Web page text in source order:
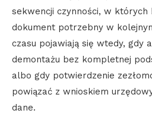
sekwencji czynności, w których
dokument potrzebny w
czasu pojawiają się wtedy, gdy
demontażu bez kompletnej
albo gdy potwierdzenie
powiązać z wnioskiem
dane.